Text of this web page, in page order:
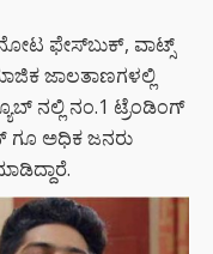
ಫೇಸ್​ಬುಕ್​, ವಾಟ್ಸ್​
ಜಾಲತಾಣಗಳಲ್ಲಿ
ನಲ್ಲಿ ನಂ.1 ಟ್ರೆಂಡಿಂಗ್
ಗೂ ಅಧಿಕ ಜನರು